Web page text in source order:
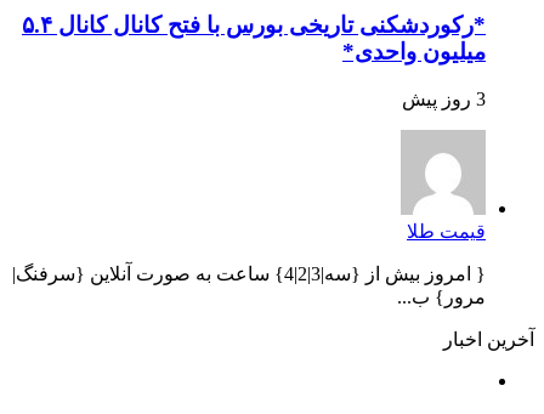
*رکوردشکنی تاریخی بورس با فتح کانال کانال ۵.۴
میلیون واحدی*
3 روز پیش
قیمت طلا
{ امروز بیش از {سه|3|2|4} ساعت به صورت آنلاین {سرفنگ|
مرور} ب...
آخرین اخبار